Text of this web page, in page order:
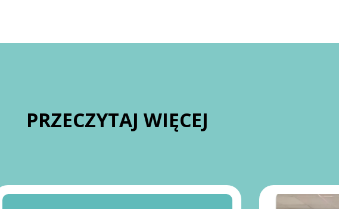
PRZECZYTAJ WIĘCEJ